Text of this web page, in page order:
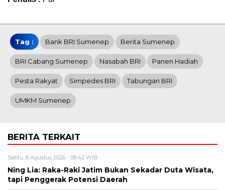
Tag : Bank BRI Sumenep Berita Sumenep
BRI Cabang Sumenep Nasabah BRI Panen Hadiah
Pesta Rakyat Simpedes BRI Tabungan BRI
UMKM Sumenep
BERITA TERKAIT
Sabtu, 8 Agustus 2026 - 08:42 WIB
Ning Lia: Raka-Raki Jatim Bukan Sekadar Duta Wisata,
tapi Penggerak Potensi Daerah